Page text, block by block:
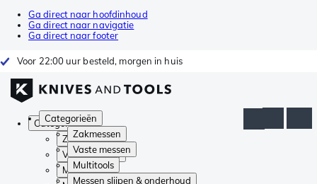
Ga direct naar hoofdinhoud
Ga direct naar navigatie
Ga direct naar footer
Voor 22:00 uur besteld, morgen in huis
Categorieën
Zakmessen
Vaste messen
Multitools
Messen slijpen & onderhoud
Categorieën
Zakmessen
Vaste messen
Multitools